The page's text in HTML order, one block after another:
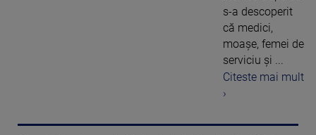
s-a descoperit
că medici,
moașe, femei de
serviciu și ...
Citeste mai mult
›